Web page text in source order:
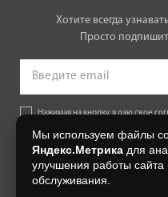
Хотите всегда
Просто
Нажимая на кнопку, я даю свое
Согласии на обработку
Мы используем файлы
Яндекс.Метрика для
улучшения работы
обслуживания.